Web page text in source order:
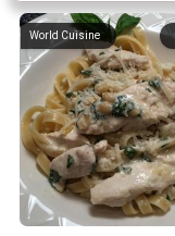
World Cuisine